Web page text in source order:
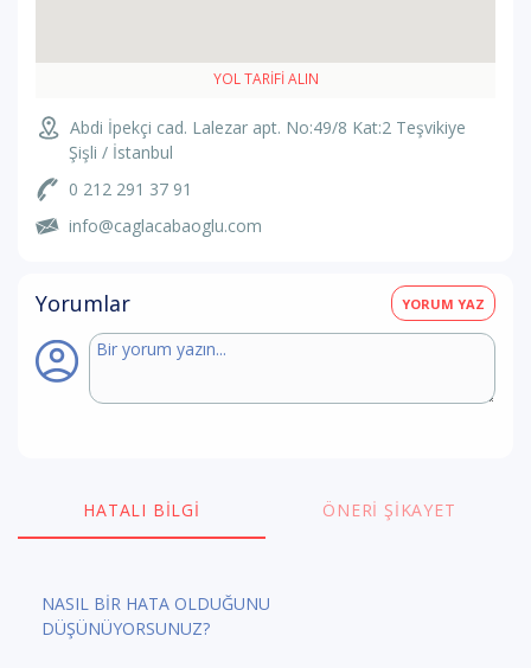
YOL TARIFI ALIN
Abdi İpekçi cad. Lalezar apt. No:49/8 Kat:2 Teşvikiye
Şişli / İstanbul
0 212 291 37 91
info@caglacabaoglu.com
Yorumlar YORUM YAZ
HATALI BILGI ÖNERI ŞIKAYET
NASIL BİR HATA OLDUĞUNU
DÜŞÜNÜYORSUNUZ?